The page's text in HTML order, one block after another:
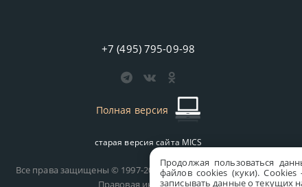
Продолжая пользоваться
файлов cookies (куки).
записывать данные о текущих
+7 (495) 795-09-98
Полная версия
старая версия сайта MICS
Все права защищены © 1997-2026 MICS Distribution Company
Правовая информация